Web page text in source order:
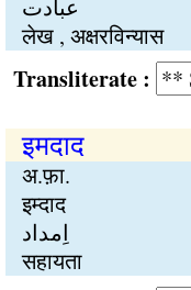
عبادت
लेख , अक्षरविन्यास
:
इमदाद
अ.फ़ा.
इम्दाद
اِمداد
सहायता